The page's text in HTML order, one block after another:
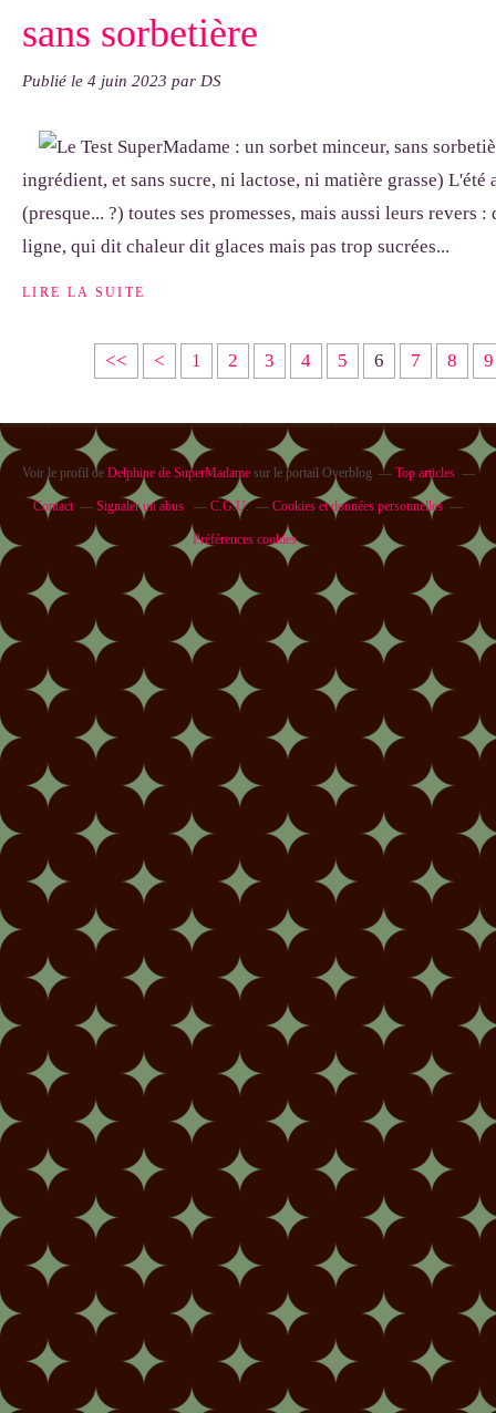
sans sorbetière
Publié le 4 juin 2023 par DS
ingrédient, et sans sucre, ni lactose, ni matière grasse) L'été
(presque... ?) toutes ses promesses, mais aussi leurs
ligne, qui dit chaleur dit glaces mais pas trop sucrées...
LIRE LA SUITE
<< < 1 2 3 4 5 6 7 8 9
Voir le profil de Delphine de SuperMadamesur le portail Overblog Top articles
Contact Signaler un abus C.G.U. Cookies et données personnelles
Préférences cookies